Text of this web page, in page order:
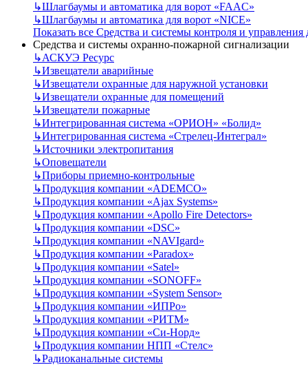
↳Шлагбаумы и автоматика для ворот «FAAC»
↳Шлагбаумы и автоматика для ворот «NICE»
Показать все Средства и системы контроля и управления
Средства и системы охранно-пожарной сигнализации
↳АСКУЭ Ресурс
↳Извещатели аварийные
↳Извещатели охранные для наружной установки
↳Извещатели охранные для помещений
↳Извещатели пожарные
↳Интегрированная система «ОРИОН» «Болид»
↳Интегрированная система «Стрелец-Интеграл»
↳Источники электропитания
↳Оповещатели
↳Приборы приемно-контрольные
↳Продукция компании «ADEMCO»
↳Продукция компании «Ajax Systems»
↳Продукция компании «Apollo Fire Detectors»
↳Продукция компании «DSC»
↳Продукция компании «NAVIgard»
↳Продукция компании «Paradox»
↳Продукция компании «Satel»
↳Продукция компании «SONOFF»
↳Продукция компании «System Sensor»
↳Продукция компании «ИПРо»
↳Продукция компании «РИТМ»
↳Продукция компании «Си-Норд»
↳Продукция компании НПП «Стелс»
↳Радиоканальные системы